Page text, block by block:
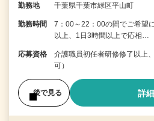
勤務地 千葉県千葉市緑区平山町
勤務時間
7：00～22：00の間でご希望
以上、1日3時間以上で応相…
応募資格
介護職員初任者研修修了以上
可）
後で見る 詳